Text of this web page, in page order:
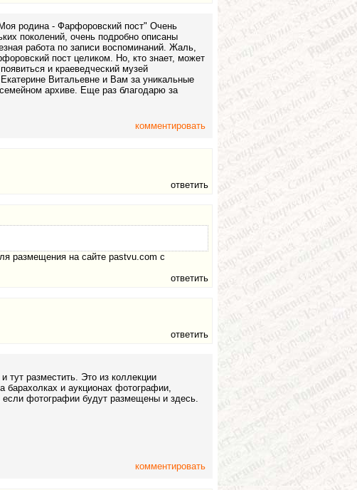
родина - Фарфоровский пост" Очень
поколений, очень подробно описаны
работа по записи воспоминаний. Жаль,
пост целиком. Но, кто знает, может
и краеведческий музей
Витальевне и Вам за уникальные
архиве. Еще раз благодарю за
комментировать
ответить
размещения на сайте pastvu.com с
ответить
ответить
разместить. Это из коллекции
барахолках и аукционах фотографии,
фотографии будут размещены и здесь.
комментировать